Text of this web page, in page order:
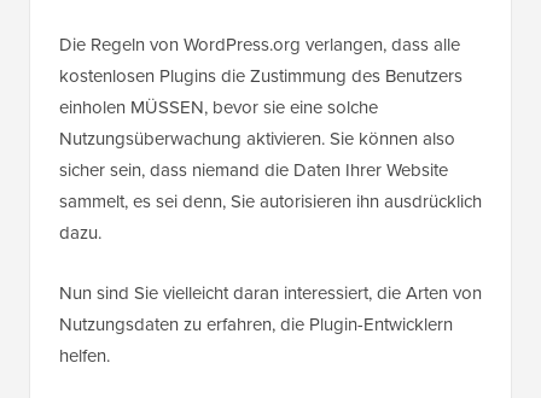
Die Regeln von WordPress.org verlangen, dass alle
kostenlosen Plugins die Zustimmung des Benutzers
einholen MÜSSEN, bevor sie eine solche
Nutzungsüberwachung aktivieren. Sie können also
sicher sein, dass niemand die Daten Ihrer Website
sammelt, es sei denn, Sie autorisieren ihn ausdrücklich
dazu.
Nun sind Sie vielleicht daran interessiert, die Arten von
Nutzungsdaten zu erfahren, die Plugin-Entwicklern
helfen.